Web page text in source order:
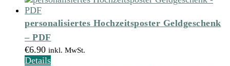
personalisiertes Hochzeitsposter Geldgeschenk
– PDF
€6.90 inkl. MwSt.
Details